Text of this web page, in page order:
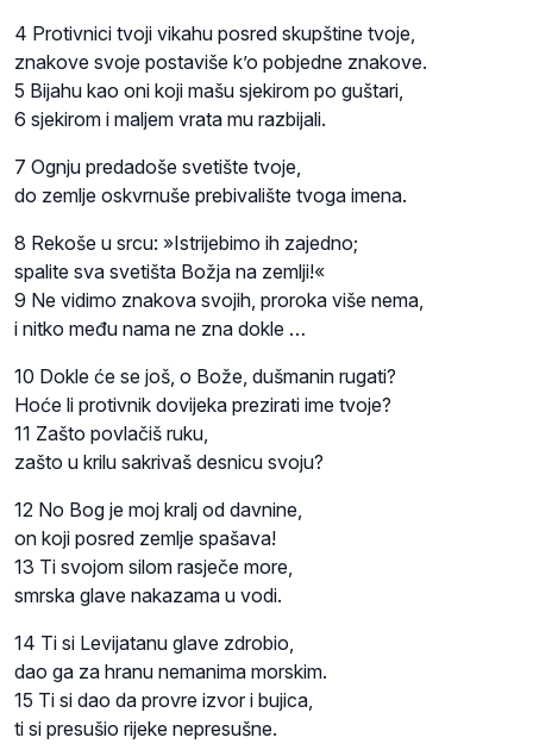
4 Protivnici tvoji vikahu posred skupštine tvoje,
znakove svoje postaviše k’o pobjedne znakove.
5 Bijahu kao oni koji mašu sjekirom po guštari,
6 sjekirom i maljem vrata mu razbijali.
7 Ognju predadoše svetište tvoje,
do zemlje oskvrnuše prebivalište tvoga imena.
8 Rekoše u srcu: »Istrijebimo ih zajedno;
spalite sva svetišta Božja na zemlji!«
9 Ne vidimo znakova svojih, proroka više nema,
i nitko među nama ne zna dokle …
10 Dokle će se još, o Bože, dušmanin rugati?
Hoće li protivnik dovijeka prezirati ime tvoje?
11 Zašto povlačiš ruku,
zašto u krilu sakrivaš desnicu svoju?
12 No Bog je moj kralj od davnine,
on koji posred zemlje spašava!
13 Ti svojom silom rasječe more,
smrska glave nakazama u vodi.
14 Ti si Levijatanu glave zdrobio,
dao ga za hranu nemanima morskim.
15 Ti si dao da provre izvor i bujica,
ti si presušio rijeke nepresušne.